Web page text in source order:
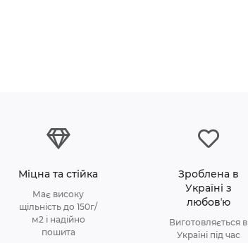
Міцна та стійка
Має високу
щільність до 150г/
м2 і надійно
пошита
Зроблена в
Україні з
любовʼю
Виготовляється в
Україні під час